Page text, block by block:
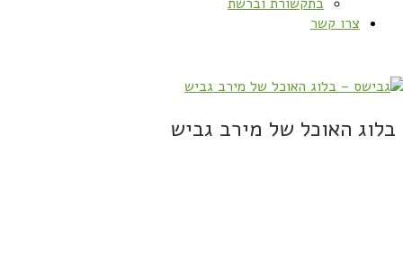
צרו קשר
בלוג האוכל של מירב גביש